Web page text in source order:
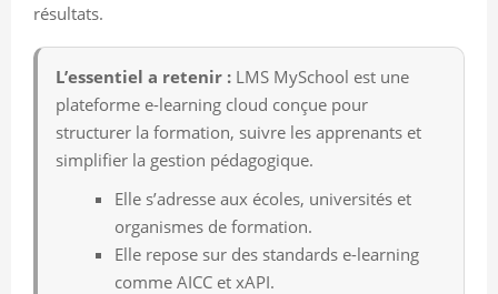
résultats.
L’essentiel a retenir : LMS MySchool est une
plateforme e-learning cloud conçue pour
structurer la formation, suivre les apprenants et
simplifier la gestion pédagogique.
Elle s’adresse aux écoles, universités et
organismes de formation.
Elle repose sur des standards e-learning
comme AICC et xAPI.